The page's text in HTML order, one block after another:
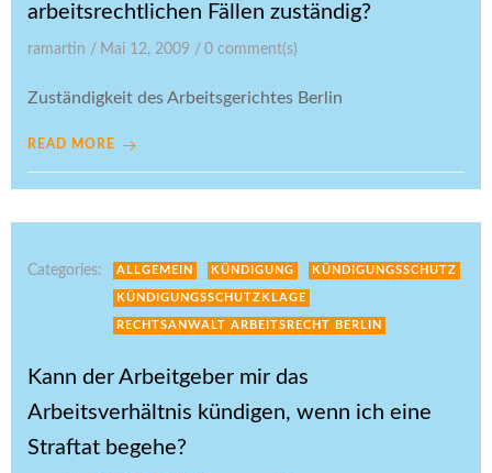
arbeitsrechtlichen Fällen zuständig?
ramartin / Mai 12, 2009 / 0 comment(s)
Zuständigkeit des Arbeitsgerichtes Berlin
READ MORE
Categories: ALLGEMEIN KÜNDIGUNG KÜNDIGUNGSSCHUTZ
KÜNDIGUNGSSCHUTZKLAGE
RECHTSANWALT ARBEITSRECHT BERLIN
Kann der Arbeitgeber mir das
Arbeitsverhältnis kündigen, wenn ich eine
Straftat begehe?